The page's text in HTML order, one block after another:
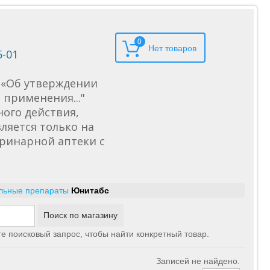
01
утверждении
применения..."
действия,
только на
аптеки с
0
препараты Юнитабс
поисковый запрос, чтобы найти конкретный товар.
Записей не найдено.